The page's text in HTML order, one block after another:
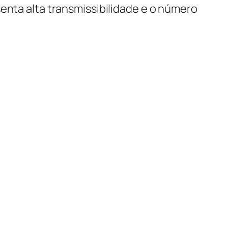
alta transmissibilidade e o número